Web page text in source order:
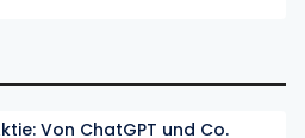
Von ChatGPT und Co.